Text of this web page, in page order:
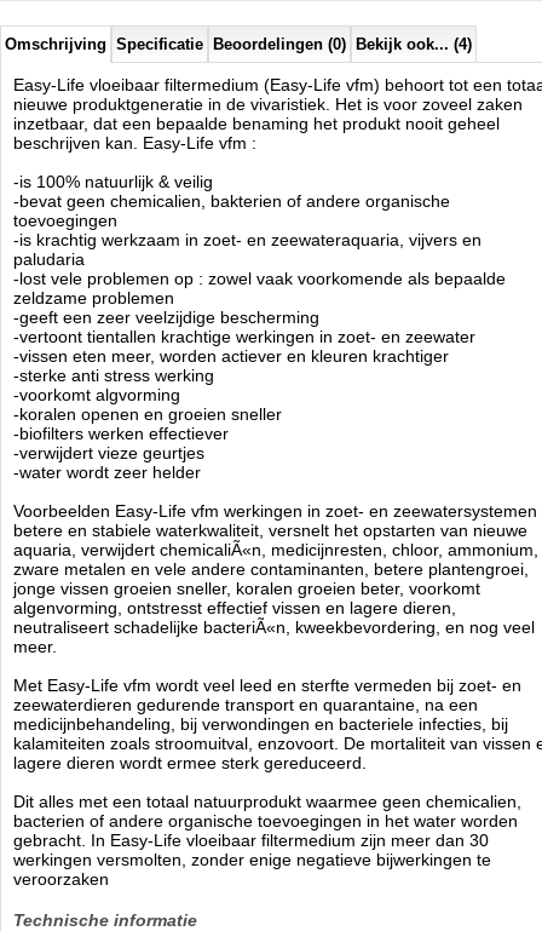
kalamiteiten zoals stroomuitval, enzovoort. De mortaliteit van vissen en
lagere dieren wordt ermee sterk gereduceerd.
Dit alles met een totaal natuurprodukt waarmee geen chemicalien,
bacterien of andere organische toevoegingen in het water worden
gebracht. In Easy-Life vloeibaar filtermedium zijn meer dan 30
werkingen versmolten, zonder enige negatieve bijwerkingen te
veroorzaken
Technische informatie
Inhoud: 500ml behandelt tot 1500 liter
Dosering: 10ml per 30 liter. 1 dop=10ml
Toepassing: Onderhoud: maandelijks een halve tot enkelvoudige
dosering. Waterverversing: 10ml per 30 liter.
Easy Life
Manufactured by:Easy Life
Model:Easy-500
Product ID:8715837010031
4.8202 8.49 8.49 Available from:Aquariumonderdelen.nl
Omschrijving Specificatie Beoordelingen (0) Bekijk ook... (4)
Easy-Life vloeibaar filtermedium (Easy-Life vfm) behoort tot een
nieuwe produktgeneratie in de vivaristiek. Het is voor zoveel zaken
inzetbaar, dat een bepaalde benaming het produkt nooit geheel
beschrijven kan. Easy-Life vfm :
-is 100% natuurlijk & veilig
-bevat geen chemicalien, bakterien of andere organische
toevoegingen
-is krachtig werkzaam in zoet- en zeewateraquaria, vijvers en
paludaria
-lost vele problemen op : zowel vaak voorkomende als bepaalde
zeldzame problemen
-geeft een zeer veelzijdige bescherming
-vertoont tientallen krachtige werkingen in zoet- en zeewater
-vissen eten meer, worden actiever en kleuren krachtiger
-sterke anti stress werking
-voorkomt algvorming
-koralen openen en groeien sneller
-biofilters werken effectiever
-verwijdert vieze geurtjes
-water wordt zeer helder
Voorbeelden Easy-Life vfm werkingen in zoet- en zeewatersystemen
betere en stabiele waterkwaliteit, versnelt het opstarten van nieuwe
aquaria, verwijdert chemicaliÃ«n, medicijnresten, chloor, ammonium,
zware metalen en vele andere contaminanten, betere plantengroei,
jonge vissen groeien sneller, koralen groeien beter, voorkomt
algenvorming, ontstresst effectief vissen en lagere dieren,
neutraliseert schadelijke bacteriÃ«n, kweekbevordering, en nog veel
meer.
Met Easy-Life vfm wordt veel leed en sterfte vermeden bij zoet- en
zeewaterdieren gedurende transport en quarantaine, na een
medicijnbehandeling, bij verwondingen en bacteriele infecties, bij
kalamiteiten zoals stroomuitval, enzovoort. De mortaliteit van vissen
lagere dieren wordt ermee sterk gereduceerd.
Dit alles met een totaal natuurprodukt waarmee geen chemicalien,
bacterien of andere organische toevoegingen in het water worden
gebracht. In Easy-Life vloeibaar filtermedium zijn meer dan 30
werkingen versmolten, zonder enige negatieve bijwerkingen te
veroorzaken
Technische informatie